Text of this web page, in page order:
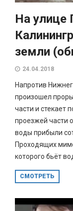
На улице
земли
24.04.2018
Напротив
произошел
части и стекает
проезжей части
воды прибыли
Проходящих
которого бьёт
СМОТРЕТЬ